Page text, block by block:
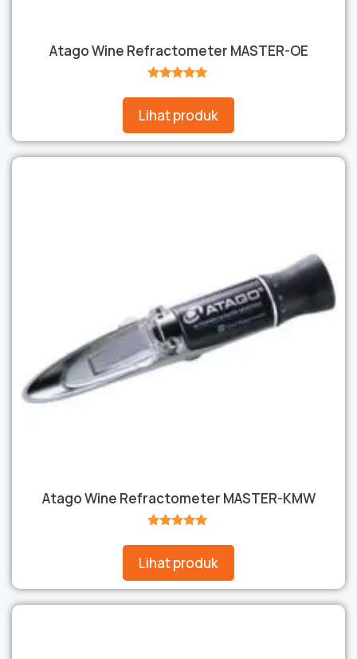
Atago Wine Refractometer MASTER-OE
Lihat produk
Atago Wine Refractometer MASTER-KMW
Lihat produk